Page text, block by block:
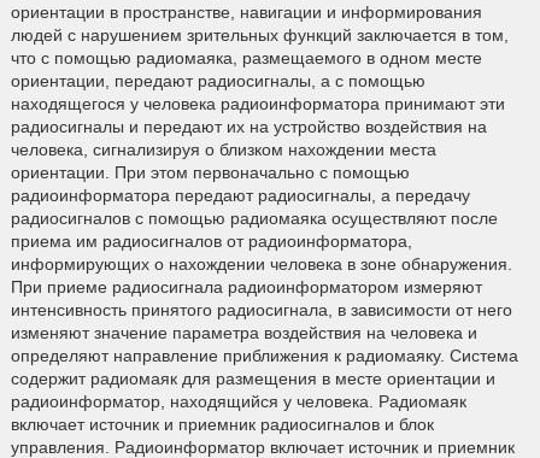
ориентации в пространстве, навигации и информирования
людей с нарушением зрительных функций заключается в том,
что с помощью радиомаяка, размещаемого в одном месте
ориентации, передают радиосигналы, а с помощью
находящегося у человека радиоинформатора принимают эти
радиосигналы и передают их на устройство воздействия на
человека, сигнализируя о близком нахождении места
ориентации. При этом первоначально с помощью
радиоинформатора передают радиосигналы, а передачу
радиосигналов с помощью радиомаяка осуществляют после
приема им радиосигналов от радиоинформатора,
информирующих о нахождении человека в зоне обнаружения.
При приеме радиосигнала радиоинформатором измеряют
интенсивность принятого радиосигнала, в зависимости от него
изменяют значение параметра воздействия на человека и
определяют направление приближения к радиомаяку. Система
содержит радиомаяк для размещения в месте ориентации и
радиоинформатор, находящийся у человека. Радиомаяк
включает источник и приемник радиосигналов и блок
управления. Радиоинформатор включает источник и приемник